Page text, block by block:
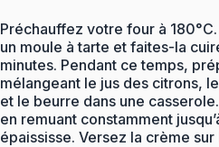
Préchauffez votre four à
un moule à tarte et faites-la
minutes. Pendant ce temps,
mélangeant le jus des citrons,
et le beurre dans une
en remuant constamment
épaississe. Versez la crème